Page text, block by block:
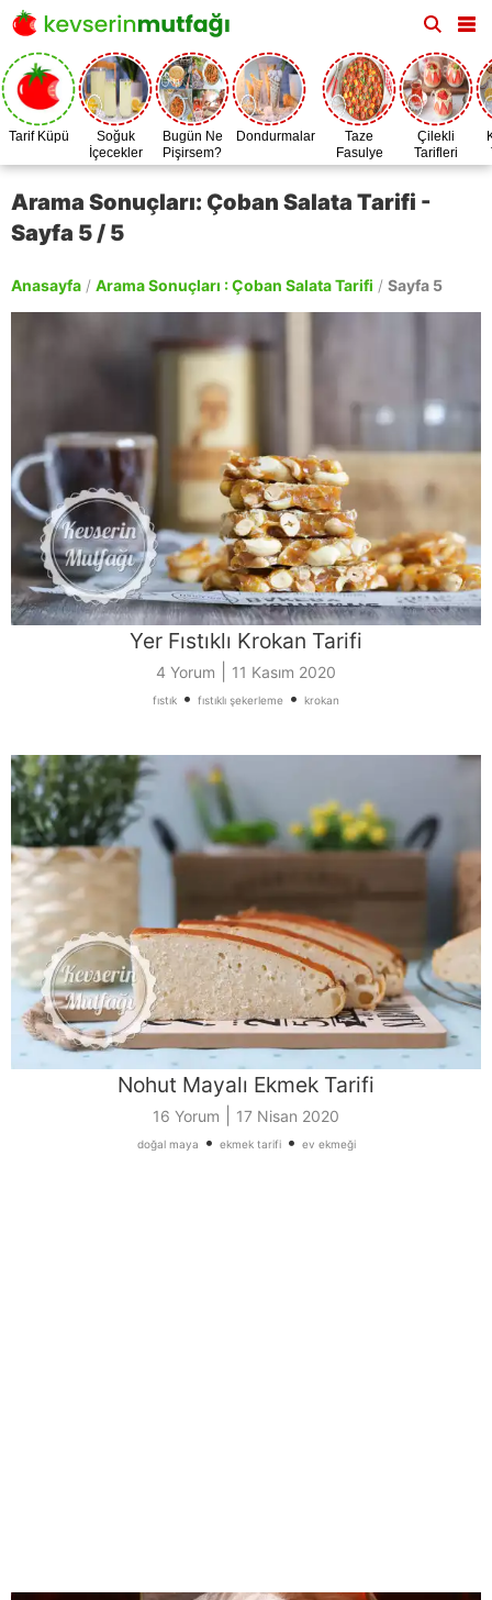
Tarif Küpü
Soğuk
İçecekler
Bugün Ne
Pişirsem?
Dondurmalar
Taze
Fasulye
Zamanı
Çilekli
Tarifleri
Arama Sonuçları: Çoban Salata Tarifi -
Sayfa 5 / 5
Anasayfa / Arama Sonuçları : Çoban Salata Tarifi / Sayfa 5
Yer Fıstıklı Krokan Tarifi
4 Yorum 11 Kasım 2020
fıstık • fıstıklı şekerleme • krokan
Nohut Mayalı Ekmek Tarifi
16 Yorum 17 Nisan 2020
doğal maya • ekmek tarifi• ev ekmeği